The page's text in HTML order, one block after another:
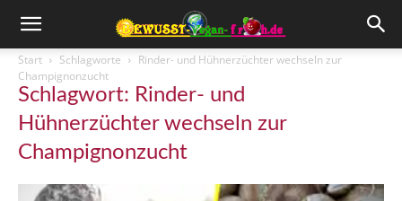
Start Schlagworte
Rinder- und Hühnerzüchter wechseln zur
Champignonzucht
Schlagwort: Rinder- und
Hühnerzüchter wechseln zur
Champignonzucht